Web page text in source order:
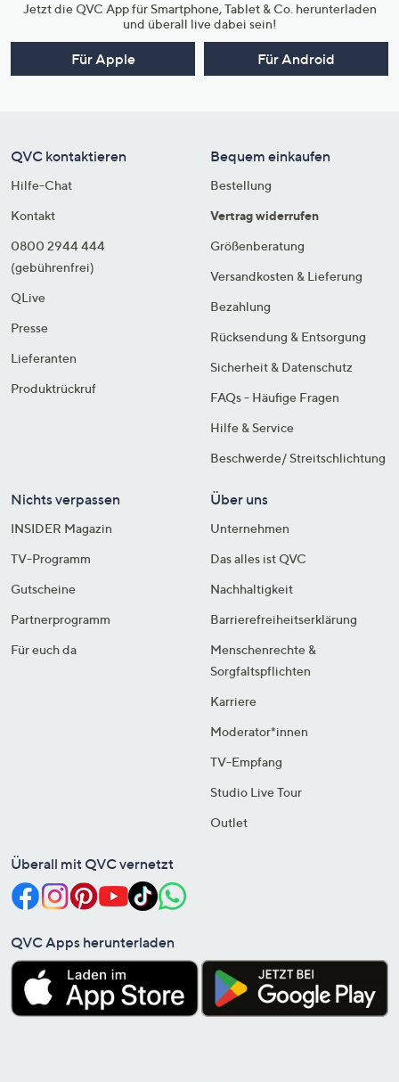
Jetzt die QVC App für Smartphone, Tablet & Co. herunterladen
und überall live dabei sein!
Für Apple Für Android
QVC kontaktieren
Hilfe-Chat
Kontakt
0800 2944 444
(gebührenfrei)
QLive
Presse
Lieferanten
Produktrückruf
Bequem einkaufen
Bestellung
Vertrag widerrufen
Größenberatung
Versandkosten & Lieferung
Bezahlung
Rücksendung & Entsorgung
Sicherheit & Datenschutz
FAQs - Häufige Fragen
Hilfe & Service
Beschwerde/ Streitschlichtung
Nichts verpassen
INSIDER Magazin
TV-Programm
Gutscheine
Partnerprogramm
Für euch da
Über uns
Unternehmen
Das alles ist QVC
Nachhaltigkeit
Barrierefreiheitserklärung
Menschenrechte &
Sorgfaltspflichten
Karriere
Moderator*innen
TV-Empfang
Studio Live Tour
Outlet
Überall mit QVC vernetzt
QVC Apps herunterladen